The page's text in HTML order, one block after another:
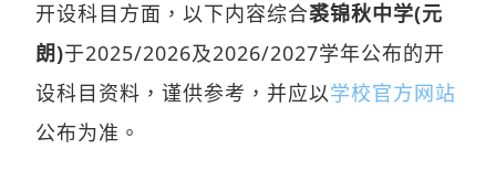
开设科目方面，以下内容综合裘锦秋中学(元
朗)于2025/2026及2026/2027学年公布的开
设科目资料，谨供参考，并应以学校官方网站
公布为准。